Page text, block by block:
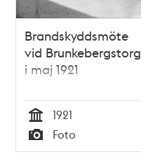
Brandskyddsmöte
vid Brunkebergstorg
i maj 1921
Tid
1921
Typ
Foto